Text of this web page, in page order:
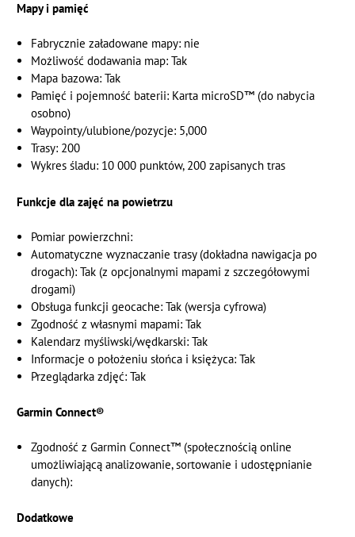
Mapy i pamięć
Fabrycznie załadowane mapy: nie
Możliwość dodawania map: Tak
Mapa bazowa: Tak
Pamięć i pojemność baterii: Karta microSD™ (do nabycia
osobno)
Waypointy/ulubione/pozycje: 5,000
Trasy: 200
Wykres śladu: 10 000 punktów, 200 zapisanych tras
Funkcje dla zajęć na powietrzu
Pomiar powierzchni:
Automatyczne wyznaczanie trasy (dokładna nawigacja po
drogach): Tak (z opcjonalnymi mapami z szczegółowymi
drogami)
Obsługa funkcji geocache: Tak (wersja cyfrowa)
Zgodność z własnymi mapami: Tak
Kalendarz myśliwski/wędkarski: Tak
Informacje o położeniu słońca i księżyca: Tak
Przeglądarka zdjęć: Tak
Garmin Connect®
Zgodność z Garmin Connect™ (społecznością online
umożliwiającą analizowanie, sortowanie i udostępnianie
danych):
Dodatkowe